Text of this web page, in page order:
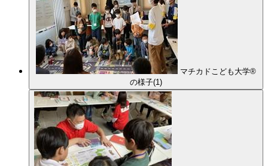
マチカドこども大学®
の様子(1)